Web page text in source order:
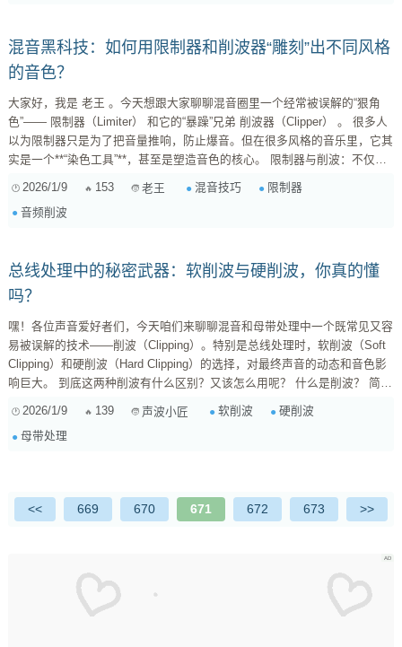
混音黑科技：如何用限制器和削波器“雕刻”出不同风格
的音色？
大家好，我是 老王 。今天想跟大家聊聊混音圈里一个经常被误解的“狠角
色”—— 限制器（Limiter） 和它的“暴躁”兄弟 削波器（Clipper） 。 很多人
以为限制器只是为了把音量推响，防止爆音。但在很多风格的音乐里，它其
实是一个**“染色工具”**，甚至是塑造音色的核心。 限制器与削波：不仅仅
过阈值的信号“压”回去。但在 Trap、Dubstep、Hardstyle...
2026/1/9 153 老王 混音技巧
限制器
音频削波
总线处理中的秘密武器：软削波与硬削波，你真的懂
吗？
嘿！各位声音爱好者们，今天咱们来聊聊混音和母带处理中一个既常见又容
易被误解的技术——削波（Clipping）。特别是总线处理时，软削波（Soft
Clipping）和硬削波（Hard Clipping）的选择，对最终声音的动态和音色影
响巨大。 到底这两种削波有什么区别？又该怎么用呢？ 什么是削波？ 简单
来说，当音频信号的电平超过了某个上限（比如数字音频的0dBFS），信号
就会被“削掉”，这种现象就是削波。它本质上是一种非线性失真。 1. 硬削波
2026/1/9 139 声波小匠 软削波
硬削波
母带处理
<< 669 670 671 672 673 >>